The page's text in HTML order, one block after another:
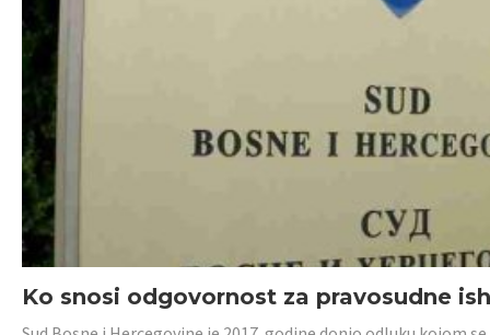
Ko snosi odgovornost za pravosudne